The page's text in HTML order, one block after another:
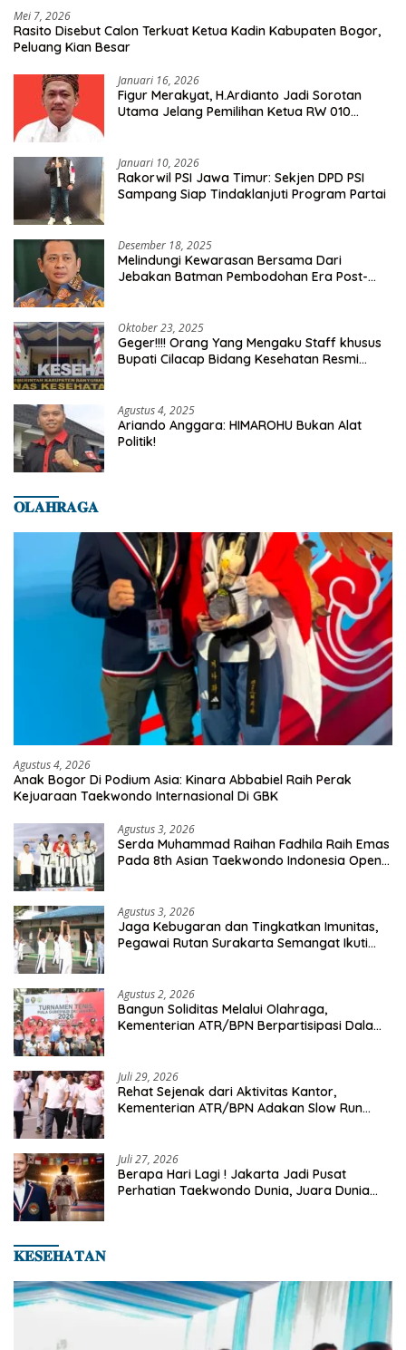
Mei 7, 2026
Rasito Disebut Calon Terkuat Ketua Kadin Kabupaten Bogor,
Peluang Kian Besar
Januari 16, 2026
Figur Merakyat, H.Ardianto Jadi Sorotan
Utama Jelang Pemilihan Ketua RW 010
Januari 10, 2026
Rakorwil PSI Jawa Timur: Sekjen DPD PSI
Sampang Siap Tindaklanjuti Program Partai
Desember 18, 2025
Melindungi Kewarasan Bersama Dari
Jebakan Batman Pembodohan Era Post-
Oktober 23, 2025
Geger!!!! Orang Yang Mengaku Staff khusus
Bupati Cilacap Bidang Kesehatan Resmi
Agustus 4, 2025
Ariando Anggara: HIMAROHU Bukan Alat
Politik!
𝐎𝐋𝐀𝐇𝐑𝐀𝐆𝐀
Agustus 4, 2026
Anak Bogor Di Podium Asia: Kinara Abbabiel Raih Perak
Kejuaraan Taekwondo Internasional Di GBK
Agustus 3, 2026
Serda Muhammad Raihan Fadhila Raih Emas
Pada 8th Asian Taekwondo Indonesia Open
Agustus 3, 2026
Jaga Kebugaran dan Tingkatkan Imunitas,
Pegawai Rutan Surakarta Semangat Ikuti
Agustus 2, 2026
Bangun Soliditas Melalui Olahraga,
Kementerian ATR/BPN Berpartisipasi Dalam
Juli 29, 2026
Rehat Sejenak dari Aktivitas Kantor,
Kementerian ATR/BPN Adakan Slow Run
Juli 27, 2026
Berapa Hari Lagi ! Jakarta Jadi Pusat
Perhatian Taekwondo Dunia, Juara Dunia
𝐊𝐄𝐒𝐄𝐇𝐀𝐓𝐀𝐍